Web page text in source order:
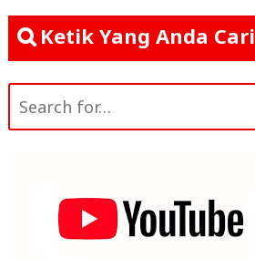
b
o
o
k
r A
p
p
Ketik Yang Anda Cari
for: